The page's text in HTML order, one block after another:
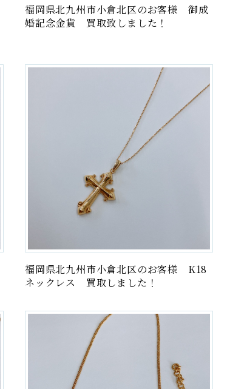
福岡県北九州市小倉北区のお客様 御成
婚記念金貨 買取致しました！
福岡県北九州市小倉北区のお客様 K18
ネックレス 買取しました！